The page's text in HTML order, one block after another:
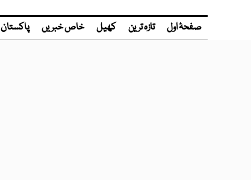
صفحۂ اول تازہ ترین کھیل خاص خبریں پاکستان